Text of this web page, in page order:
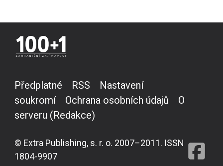
Předplatné RSS
Nastavení
soukromí
Ochrana osobních údajů
O
serveru (Redakce)
© Extra Publishing, s. r. o. 2007–2011. ISSN
1804-9907